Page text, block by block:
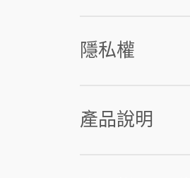
隱私權
產品說明